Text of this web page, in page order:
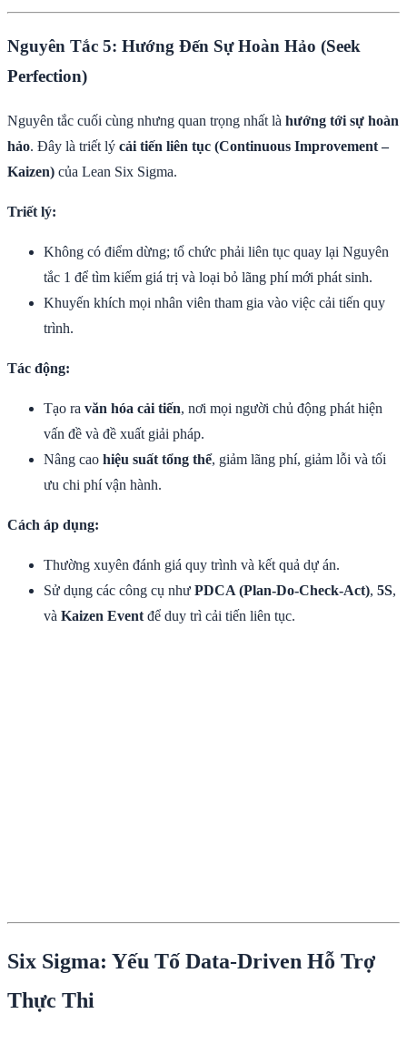
Nguyên Tắc 5: Hướng Đến Sự Hoàn Hảo (Seek
Perfection)
Nguyên tắc cuối cùng nhưng quan trọng nhất là hướng tới sự hoàn
hảo. Đây là triết lý cải tiến liên tục (Continuous Improvement –
Kaizen) của Lean Six Sigma.
Triết lý:
Không có điểm dừng; tổ chức phải liên tục quay lại Nguyên
tắc 1 để tìm kiếm giá trị và loại bỏ lãng phí mới phát sinh.
Khuyến khích mọi nhân viên tham gia vào việc cải tiến quy
trình.
Tác động:
Tạo ra văn hóa cải tiến, nơi mọi người chủ động phát hiện
vấn đề và đề xuất giải pháp.
Nâng cao hiệu suất tổng thể, giảm lãng phí, giảm lỗi và tối
ưu chi phí vận hành.
Cách áp dụng:
Thường xuyên đánh giá quy trình và kết quả dự án.
Sử dụng các công cụ như PDCA (Plan-Do-Check-Act), 5S,
và Kaizen Event để duy trì cải tiến liên tục.
Six Sigma: Yếu Tố Data-Driven Hỗ Trợ
Thực Thi